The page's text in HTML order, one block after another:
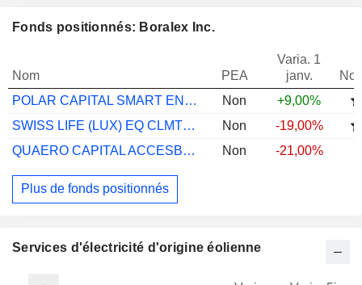
Fonds positionnés: Boralex Inc.
Nom PEA
Varia. 1
janv.
POLAR CAPITAL SMART ENERGY R ACC
Non
+9,00%
SWISS LIFE (LUX) EQ CLMT IMP G CHF CAP
Non
-19,00%
QUAERO CAPITAL ACCESBL CL ENG C-EUR NH
Non -21,00%
Plus de fonds positionnés
Services d'électricité d'origine éolienne